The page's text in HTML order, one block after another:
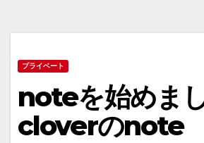
プライベート
noteを始めまし
cloverのnote